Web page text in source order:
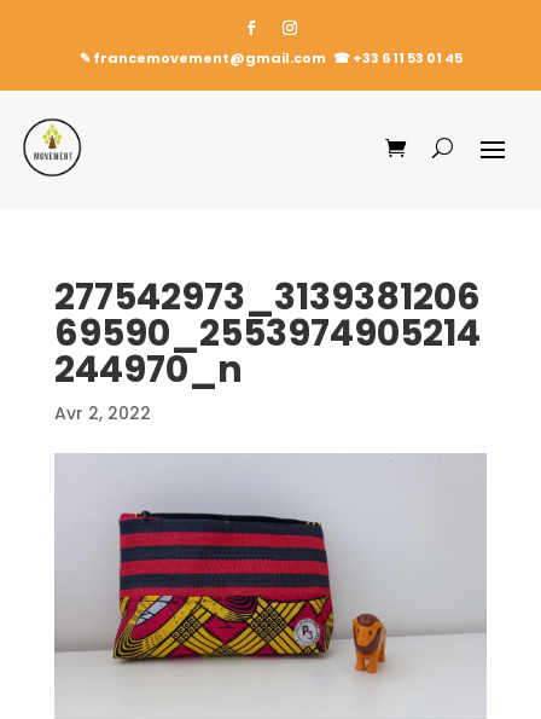
✎ francemovement@gmail.com ☎︎+33 6 11 53 01 45
277542973_3139381206
69590_2553974905214
244970_n
Avr 2, 2022